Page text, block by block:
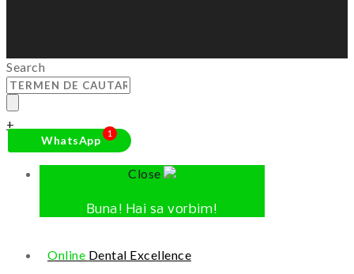
Search
+
WhatsApp
1
Close
Buna! Hai sa vorbim!
Online Dental Excellence